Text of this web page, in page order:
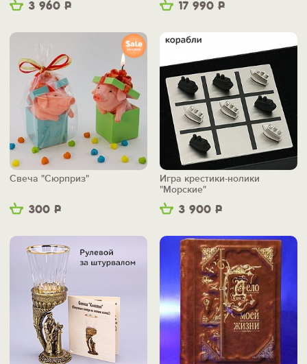
3 960 Р
17 990 Р
300 Р
Свеча "Сюрприз"
3 900 Р
Игра крестики-нолики
"Морские"